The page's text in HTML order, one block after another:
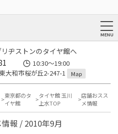
ヂストンのタイヤ館へ
10:30～19:00
大和市桜が丘2-247-1
Map
東京都のタ
イヤ館
タイヤ館 玉川
上水TOP
店舗おスス
メ情報
報 / 2010年9月